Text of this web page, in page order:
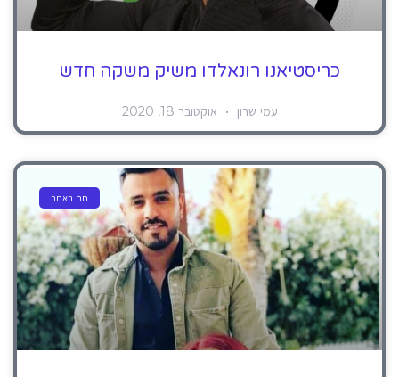
כריסטיאנו רונאלדו משיק משקה חדש
עמי שרון אוקטובר 18, 2020
חם באתר